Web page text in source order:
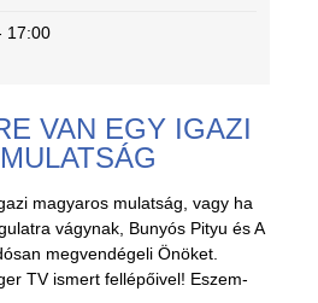
17:00
VAN EGY IGAZI
magyaros mulatság, vagy ha
vágynak, Bunyós Pityu és A
megvendégeli Önöket.
TV ismert fellépőivel! Eszem-